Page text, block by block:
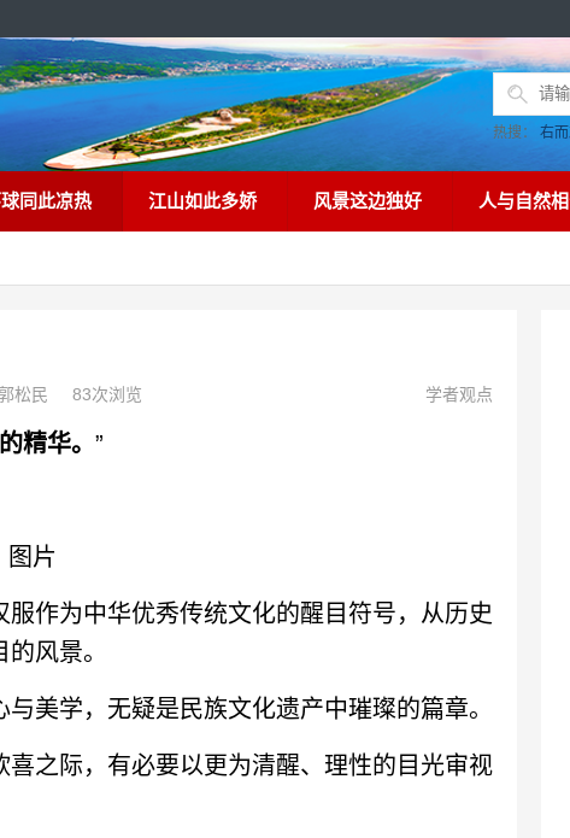
热搜： 右
同此凉热 江山如此多娇 风景这边独好 人与自然
松民 83次浏览 学者观点
精华。 ”
作为中华优秀传统文化的醒目符号，从历史
风景。
学，无疑是民族文化遗产中璀璨的篇章。
之际，有必要以更为清醒、理性的目光审视